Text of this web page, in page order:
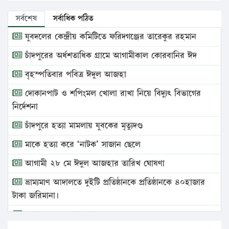
সর্বশেষ সর্বাধিক পঠিত
যুবদলের কেন্দ্রীয় কমিটিতে ফরিদগঞ্জের তারেকুর রহমান
চাঁদপুরের অর্ধশতাধিক গ্রামে আগামীকাল কোরবানির ঈদ
বৃহস্পতিবার পবিত্র ঈদুল আজহা
দোকানপাট ও শপিংমল খোলা রাখা নিয়ে বিদ্যুৎ বিভাগের
নির্দেশনা
চাঁদপুরে হত্যা মামলায় যুবকের মৃত্যুদণ্ড
মাকে হত্যা করে ‘নাটক’ সাজান ছেলে
আগামী ২৮ মে ঈদুল আজহার তারিখ ঘোষণা
ভ্রাম্যমাণ আদালতে দুইটি প্রতিষ্ঠানকে প্রতিষ্ঠানকে ৪০হাজার
টাকা জরিমানা।
এবার লঞ্চের ভাড়া বাড়ল